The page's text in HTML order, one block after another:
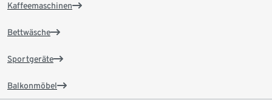
Kaffeemaschinen
Bettwäsche
Sportgeräte
Balkonmöbel